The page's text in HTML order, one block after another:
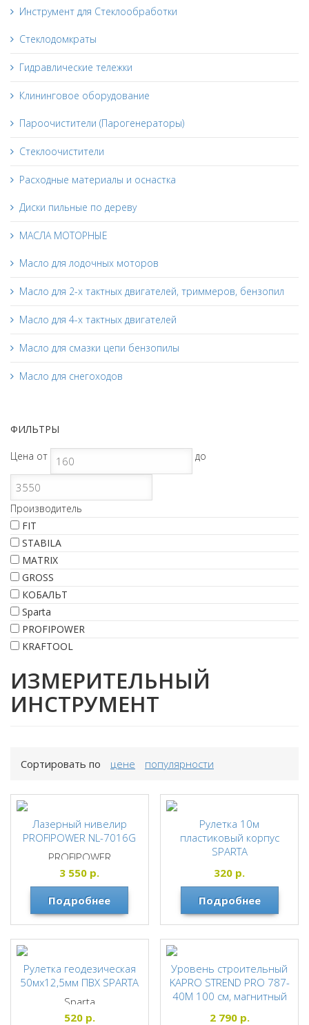
Инструмент для Стеклообработки
Стеклодомкраты
Гидравлические тележки
Клининговое оборудование
Пароочистители (Парогенераторы)
Стеклоочистители
Расходные материалы и оснастка
Диски пильные по дереву
МАСЛА МОТОРНЫЕ
Масло для лодочных моторов
Масло для 2-х тактных двигателей, триммеров, бензопил
Масло для 4-х тактных двигателей
Масло для смазки цепи бензопилы
Масло для снегоходов
ФИЛЬТРЫ
Цена от до
Производитель
FIT
STABILA
MATRIX
GROSS
КОБАЛЬТ
Sparta
PROFIPOWER
KRAFTOOL
ИЗМЕРИТЕЛЬНЫЙ
ИНСТРУМЕНТ
Сортировать по цене популярности
Лазерный нивелир
PROFIPOWER NL-7016G
PROFIPOWER
3 550 р.
Подробнее
Рулетка 10м
пластиковый корпус
SPARTA
Sparta
320 р.
Подробнее
Рулетка геодезическая
50мх12,5мм ПВХ SPARTA
Sparta
520р.
Уровень строительный
KAPRO STREND PRO 787-
40М 100 см, магнитный
2 790р.